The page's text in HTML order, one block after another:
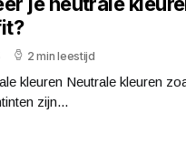
2 min leestijd
kleuren Neutrale kleuren
zijn...